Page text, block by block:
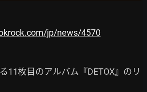
jp/news/4570
11枚目のアルバム『DETOX』のリ